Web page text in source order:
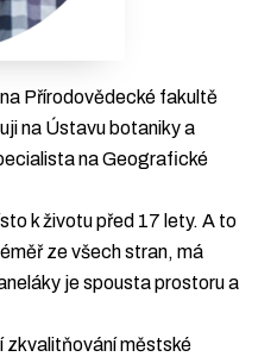
Přírodovědecké fakultě
na Ústavu botaniky a
na Geografické
k životu před 17 lety. A to
ze všech stran, má
je spousta prostoru a
zkvalitňování městské